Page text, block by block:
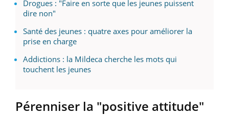
Drogues : "Faire en sorte que les jeunes puissent
dire non"
Santé des jeunes : quatre axes pour améliorer la
prise en charge
Addictions : la Mildeca cherche les mots qui
touchent les jeunes
Pérenniser la "positive attitude"